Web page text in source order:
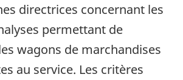
directrices concernant les
permettant de
wagons de marchandises
au service. Les critères